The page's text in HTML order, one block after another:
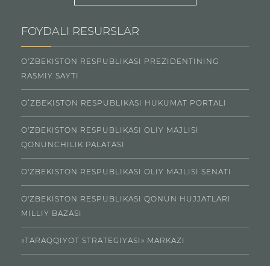
FOYDALI RESURSLAR
O'ZBEKISTON RESPUBLIKASI PREZIDENTINING
RASMIY SAYTI
OʻZBEKISTON RESPUBLIKASI HUKUMAT PORTALI
O'ZBEKISTON RESPUBLIKASI OLIY MAJLISI
QONUNCHILIK PALATASI
O'ZBEKISTON RESPUBLIKASI OLIY MAJLISI SENATI
O'ZBEKISTON RESPUBLIKASI QONUN HUJJATLARI
MILLIY BAZASI
«TARAQQIYOT STRATEGIYASI» MARKAZI